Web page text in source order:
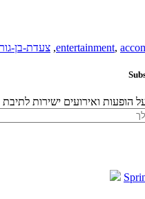
entertainment,
, צעדת-בן-
הופעות ואירועים ישירות